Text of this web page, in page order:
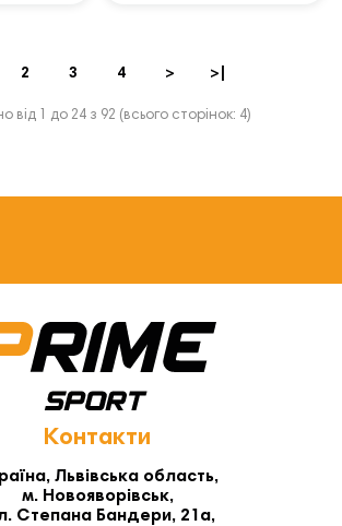
2 3 4 > >|
від 1 до 24 з 92 (всього сторінок: 4)
Контакти
Львівська область,
м. Новояворівськ,
Степана Бандери, 21а,